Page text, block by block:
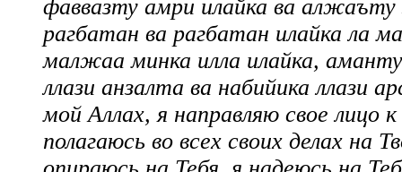
фаввазту амри илайка ва алжаъту
рагбатан ва рагбатан илайка ла
малжаа минка илла илайка,
ллази анзалта ва набийика ллази
мой Аллах, я направляю свое лицо
полагаюсь во всех своих делах на